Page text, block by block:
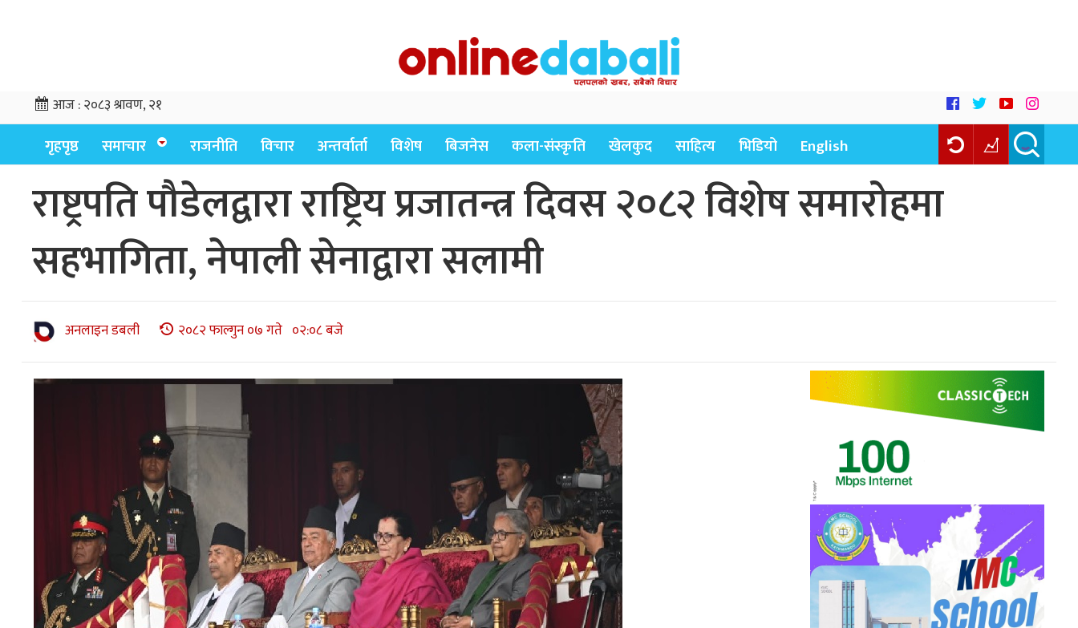
आज :२०८३ श्रावण, २१
गृहपृष्ठ समाचार राजनीति विचार अन्तर्वार्ता विशेष बिजनेस कला-संस्कृति खेलकुद साहित्य भिडियो English
राष्ट्रपति पौडेलद्वारा राष्ट्रिय प्रजातन्त्र दिवस २०८२ विशेष समारोहमा
सहभागिता, नेपाली सेनाद्वारा सलामी
अनलाइन डबली २०८२ फाल्गुन ०७ गते ०२:०८ बजे